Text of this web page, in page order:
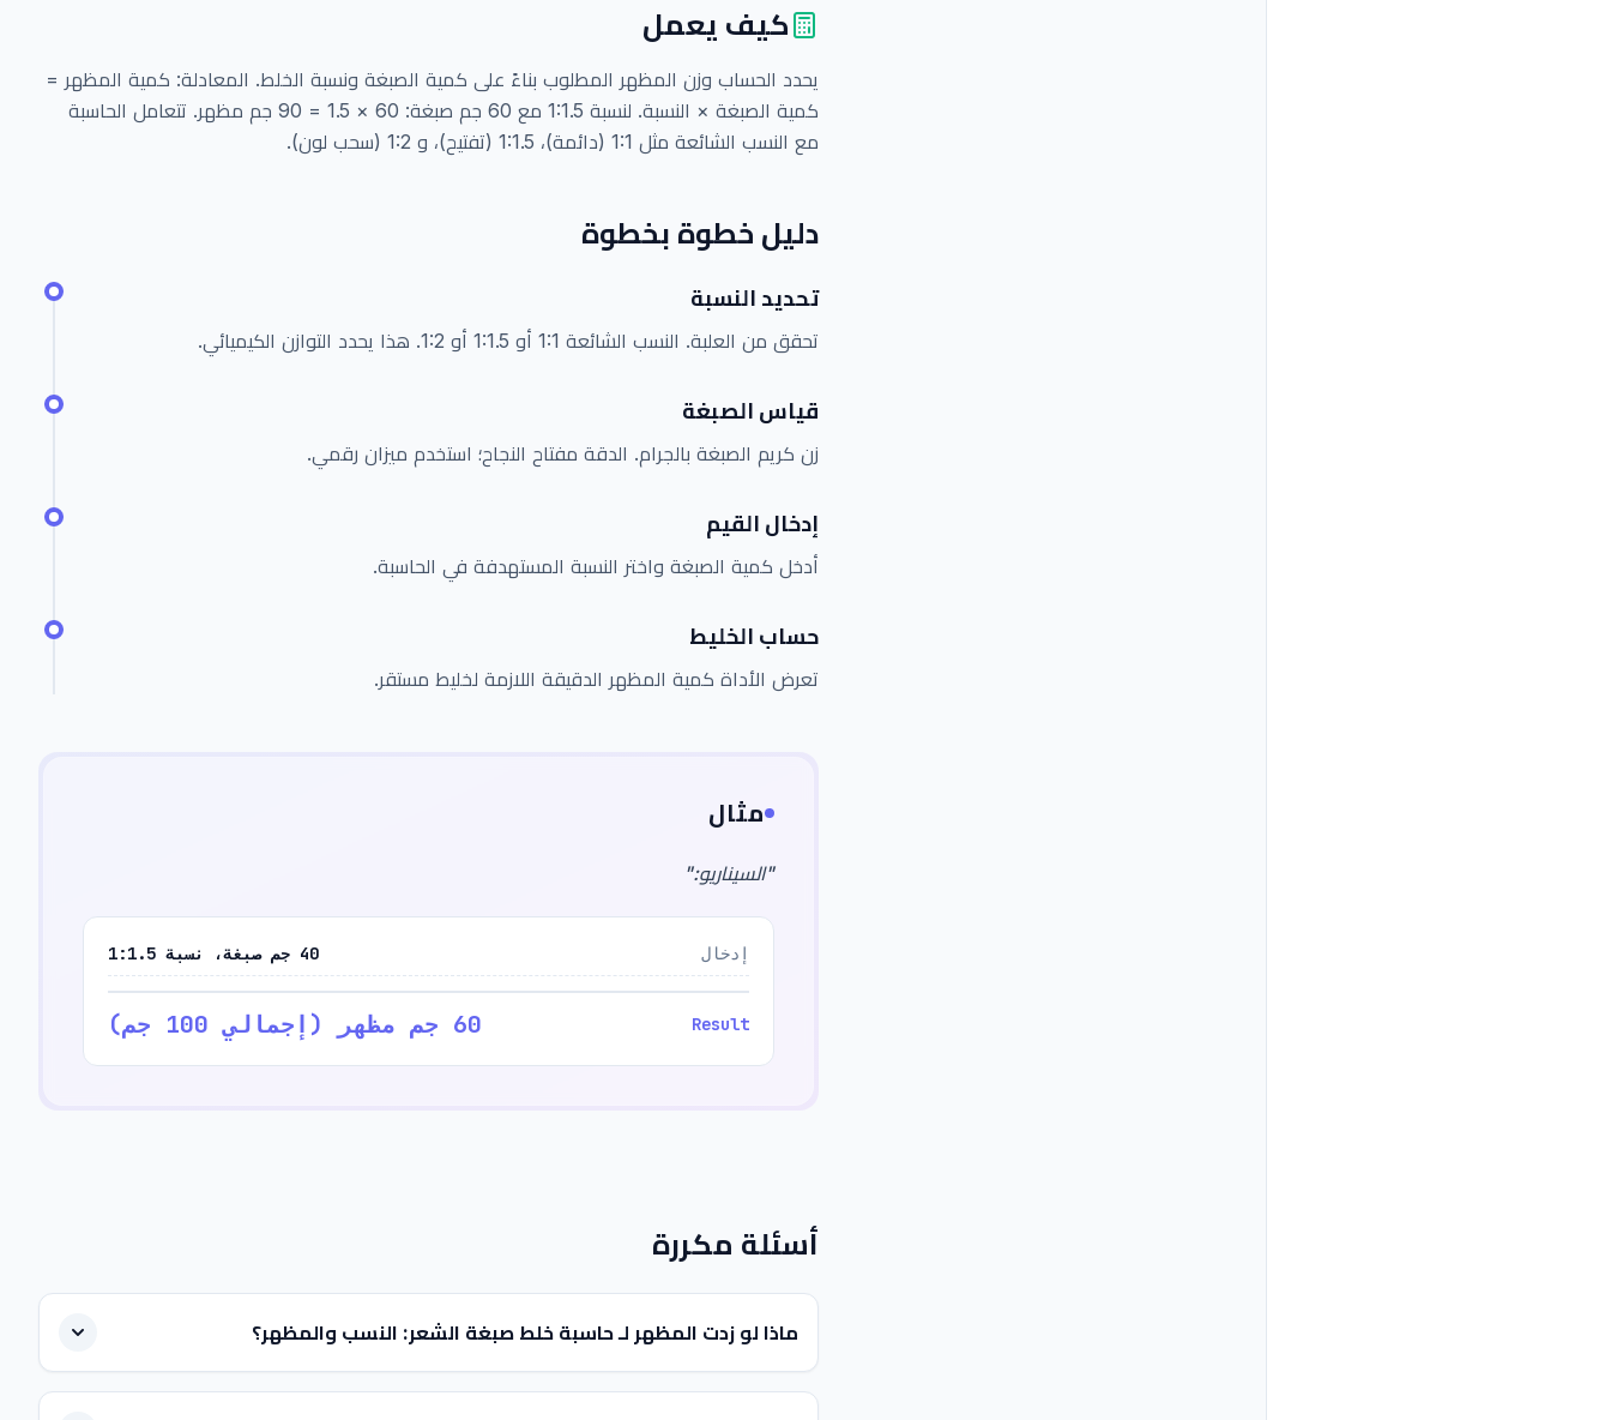
كيف يعمل
يحدد الحساب وزن المظهر المطلوب بناءً على كمية الصبغة ونسبة الخلط. المعادلة: كمية المظهر =
كمية الصبغة × النسبة. لنسبة 1:1.5 مع 60 جم صبغة: 60 × 1.5 = 90 جم مظهر. تتعامل الحاسبة
مع النسب الشائعة مثل 1:1 (دائمة)، 1:1.5 (تفتيح)، و 1:2 (سحب لون).
دليل خطوة بخطوة
تحديد النسبة
تحقق من العلبة. النسب الشائعة 1:1 أو 1:1.5 أو 1:2. هذا يحدد التوازن الكيميائي.
قياس الصبغة
زن كريم الصبغة بالجرام. الدقة مفتاح النجاح؛ استخدم ميزان رقمي.
إدخال القيم
أدخل كمية الصبغة واختر النسبة المستهدفة في الحاسبة.
حساب الخليط
تعرض الأداة كمية المظهر الدقيقة اللازمة لخليط مستقر.
مثال
"السيناريو:"
إدخال 40 جم صبغة، نسبة 1:1.5
Result 60 جم مظهر (إجمالي 100 جم)
أسئلة مكررة
ماذا لو زدت المظهر لـ حاسبة خلط صبغة الشعر: النسب والمظهر؟